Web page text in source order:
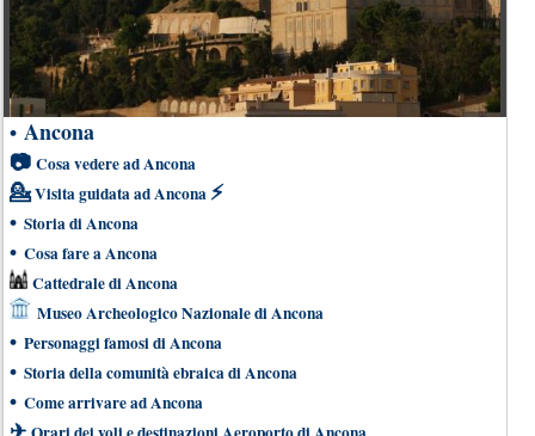
• Ancona
📷 Cosa vedere ad Ancona
💁 Visita guidata ad Ancona ⚡
• Storia di Ancona
• Cosa fare a Ancona
Cattedrale di Ancona
Museo Archeologico Nazionale di Ancona
• Personaggi famosi di Ancona
• Storia della comunità ebraica di Ancona
• Come arrivare ad Ancona